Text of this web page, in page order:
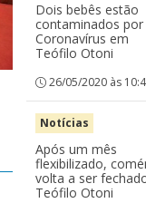
Dois bebês estão
contaminados por
Coronavírus em
Teófilo Otoni
26/05/2020 às
Notícias
Após um mês
flexibilizado,
volta a ser
Teófilo Otoni